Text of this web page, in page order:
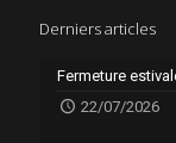
Derniers articles
Fermeture
22/07/2026